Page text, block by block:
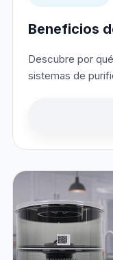
Beneficios
Descubre por
sistemas de